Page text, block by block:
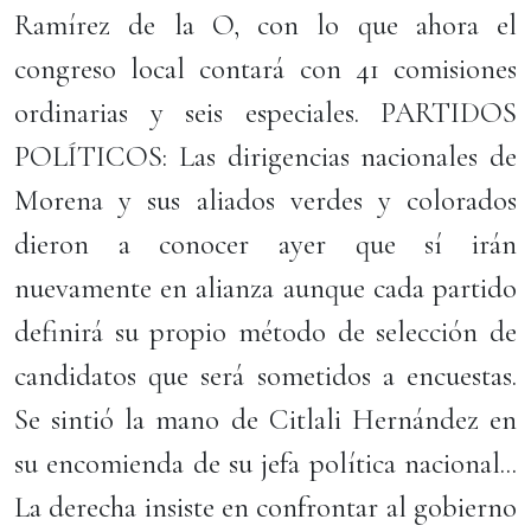
Ramírez de la O, con lo que ahora el
congreso local contará con 41 comisiones
ordinarias y seis especiales. PARTIDOS
POLÍTICOS: Las dirigencias nacionales de
Morena y sus aliados verdes y colorados
dieron a conocer ayer que sí irán
nuevamente en alianza aunque cada partido
definirá su propio método de selección de
candidatos que será sometidos a encuestas.
Se sintió la mano de Citlali Hernández en
su encomienda de su jefa política nacional...
La derecha insiste en confrontar al gobierno